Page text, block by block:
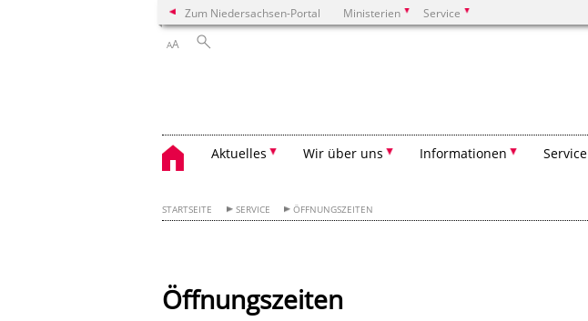
Zum Niedersachsen-Portal Ministerien Service
AA
Aktuelles Wir über uns Informationen Service
STARTSEITE SERVICE ÖFFNUNGSZEITEN
Öffnungszeiten